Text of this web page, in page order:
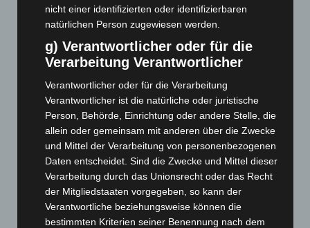
August 2025(90)
Juli 2025(90)
Juni 2025(103)
April 2025
März 2025(111)
Februar 2025(96)
Januar 2025
(88)
Dezember 2024(89)
November 2024(94)
Oktober 2024(93)
nicht einer identifizierten oder identifizierbaren
natürlichen Person zugewiesen werden.
g) Verantwortlicher oder für die
Verarbeitung Verantwortlicher
Verantwortlicher oder für die Verarbeitung
Verantwortlicher ist die natürliche oder juristische
Person, Behörde, Einrichtung oder andere Stelle, die
allein oder gemeinsam mit anderen über die Zwecke
und Mittel der Verarbeitung von personenbezogenen
Daten entscheidet. Sind die Zwecke und Mittel dieser
Verarbeitung durch das Unionsrecht oder das Recht
der Mitgliedstaaten vorgegeben, so kann der
Verantwortliche beziehungsweise können die
bestimmten Kriterien seiner Benennung nach dem